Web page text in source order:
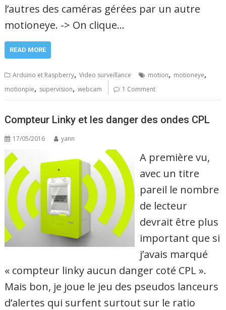
l’autres des caméras gérées par un autre
motioneye. -> On clique…
READ MORE
Arduino et Raspberry,Video surveillance motion, motioneye,
motionpie, supervision,webcam 1 Comment
Compteur Linky et les danger des ondes CPL
17/05/2016 yann
A première vu,
avec un titre
pareil le nombre
de lecteur
devrait être plus
important que si
j’avais marqué
« compteur linky aucun danger coté CPL ».
Mais bon, je joue le jeu des pseudos lanceurs
d’alertes qui surfent surtout sur le ratio